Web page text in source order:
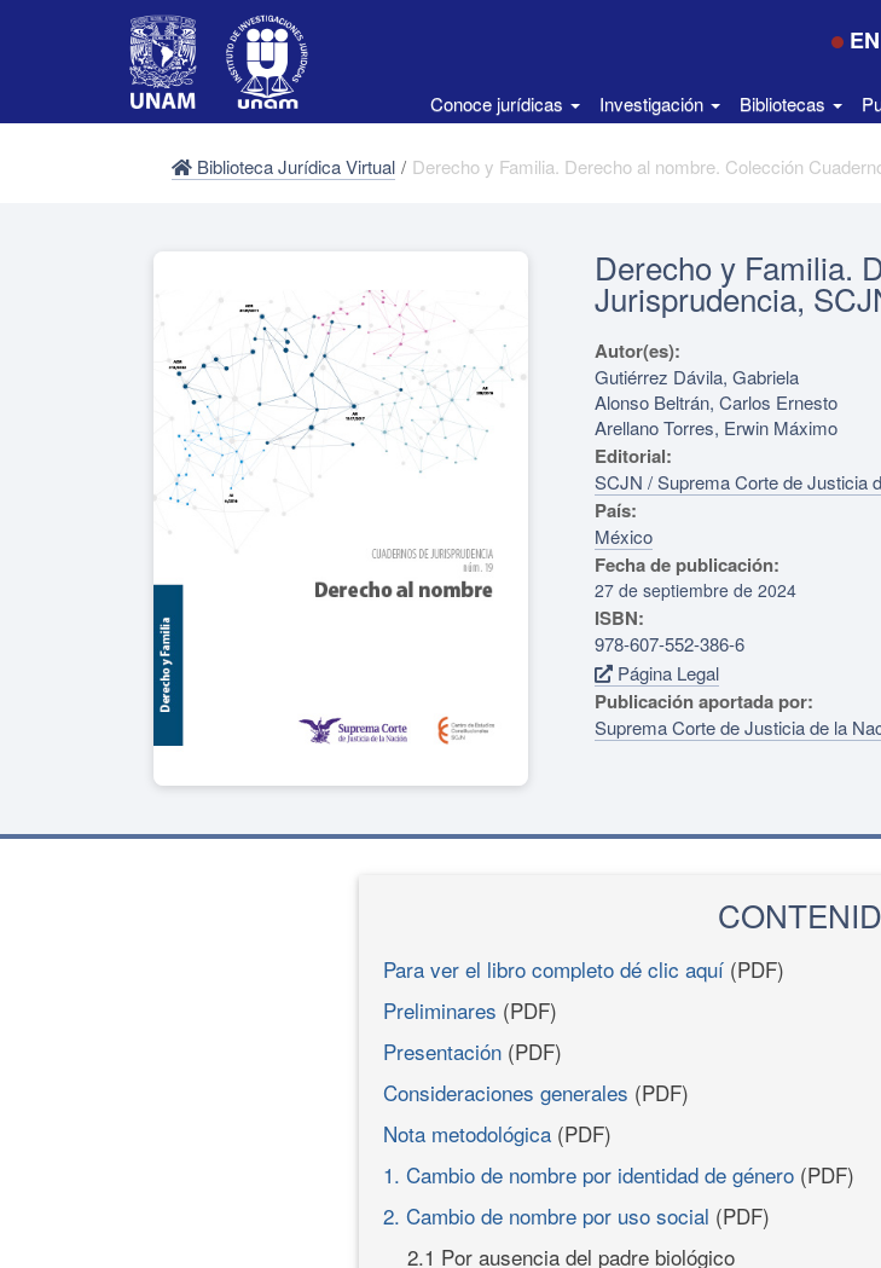
Conoce jurídicas Investigación Bibliotecas
Biblioteca Jurídica Virtual / Derecho y Familia. Derecho al nombre. Colección
Derecho y Familia.
Jurisprudencia,
Autor(es):
Gutiérrez Dávila, Gabriela
Alonso Beltrán, Carlos Ernesto
Arellano Torres, Erwin Máximo
Editorial:
SCJN / Suprema Corte de Justicia
País:
México
Fecha de publicación:
27 de septiembre de 2024
ISBN:
978-607-552-386-6
Página Legal
Publicación aportada por:
Suprema Corte de Justicia de la
Para ver el libro completo dé clic aquí (PDF)
Preliminares (PDF)
Presentación (PDF)
Consideraciones generales (PDF)
Nota metodológica (PDF)
1. Cambio de nombre por identidad de género (PDF)
2. Cambio de nombre por uso social (PDF)
2.1 Por ausencia del padre biológico